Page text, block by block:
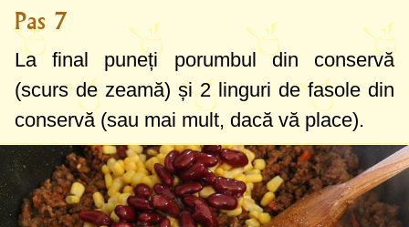
Pas 7
La final puneți porumbul din conservă
(scurs de zeamă) și2 linguri de fasole din
conservă (sau mai mult, dacă vă place).